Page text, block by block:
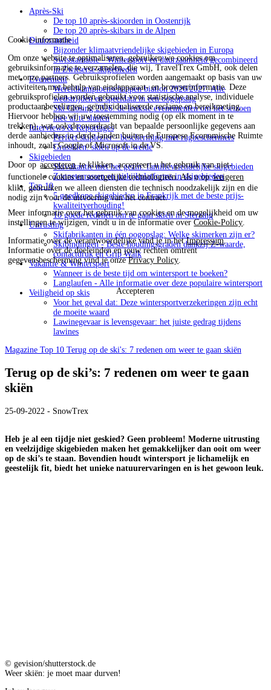
Cookie-informatie
Om onze website te optimaliseren, gebruiken we cookies om
gebruiksinformatie te verzamelen, die wij, TravelTrex GmbH, ook delen
met onze partners. Gebruiksprofielen worden aangemaakt op basis van uw
activiteiten met behulp van eindapparaat- en browserinformatie. Deze
gebruiksprofielen worden gebruikt voor statistische analyse, individuele
productaanbevelingen, geïndividualiseerde reclame en bereikmeting.
Hiervoor hebben wij uw toestemming nodig (op elk moment in te
trekken), wat ook de overdracht van bepaalde persoonlijke gegevens aan
derde aanbieders in derde landen buiten de Europese Economische Ruimte
inhoudt, zoals Google of Microsoft in de VS.
Door op accepterente klikken, accepteert u het gebruik van niet-
functionele cookies en soortgelijke technologieën. Als u opweigeren
klikt, gebruiken we alleen diensten die technisch noodzakelijk zijn en die
nodig zijn voor de uitvoering van het contract.
Meer informatie over het gebruik van cookies en de mogelijkheid om uw
instellingen te wijzigen, vindt u in de informatie overCookie-Policy
Informatie over de verantwoordelijke vind je in hetImpressum.
Informatie over de doeleinden en jouw rechten omtrent
gegevensbescherming vind je onzePrivacy Policy
Accepteren
Après-Ski
De top 10 après-skioorden in Oostenrijk
De top 20 après-skibars in de Alpen
Duurzaamheid
Bijzonder klimaatvriendelijke skigebieden in Europa
Swisstainable - Wintersport en duurzaamheid gecombineerd
in Zwitserse skigebieden
Evenement
Wereldkampioenschappen biatlon 2026/2027: Alle
wedstrijden en speeldata in een oogopslag
Ski Closing 2026: de leukste evenementen om het seizoen
mee af te sluiten
Interviews & Reportages
Perfect skiplezier - bescherming met rugbeschermers
Grasskiën: skiën op de weide
Skigebieden
Skivakantie met het gezin: familievriendelijke skigebieden
Zonneterrassen en uitkijkplatforms in skigebieden
Top 10
5 goedkope skigebieden in Frankrijk met de beste prijs-
kwaliteitverhouding!
10 goede redenen om te gaan skiën in Sterzing
Uitrusting
Skifabrikanten in één oogopslag: Welke skimerken zijn er?
Skibindingen - Beste houdingsgraden dankzij Z-waarde,
contactdruk en Grip Walk
Vakantie & Wintersport
Wanneer is de beste tijd om wintersport te boeken?
Langlaufen - Alle informatie over deze populaire wintersport
Veiligheid op skis
Voor het geval dat: Deze wintersportverzekeringen zijn echt
de moeite waard
Lawinegevaar is levensgevaar: het juiste gedrag tijdens
lawines
Magazine Top 10 Terug op de ski's: 7 redenen om weer te gaan skiën
Terug op de ski’s: 7 redenen om weer te gaan
skiën
25-09-2022 - SnowTrex
Heb je al een tijdje niet geskied? Geen probleem! Moderne uitrusting
en veelzijdige skigebieden maken het gemakkelijker dan ooit om weer
op de ski’s te staan. Bovendien houdt wintersport je lichamelijk en
geestelijk fit, biedt het unieke natuurervaringen en is het gewoon leuk.
© gevision/shutterstock.de
Weer skiën: je moet maar durven!